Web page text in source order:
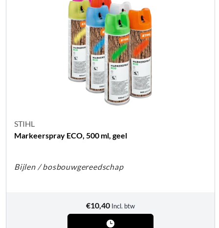
STIHL
Markeerspray ECO, 500 ml, geel
Bijlen / bosbouwgereedschap
€10,40 Incl. btw